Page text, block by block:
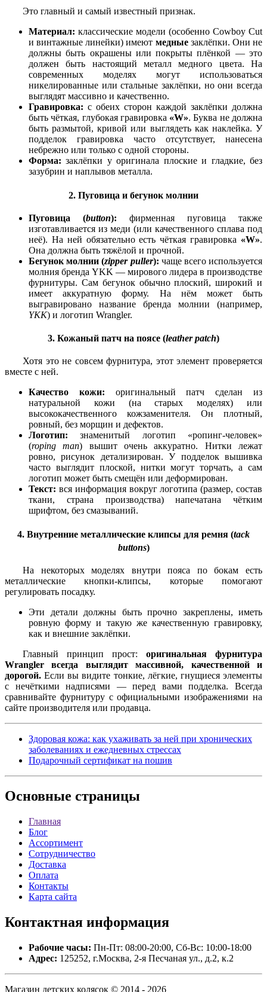
Это главный и самый известный признак.
Материал: классические модели (особенно Cowboy Cut
и винтажные линейки) имеют медныезаклёпки. Они не
должны быть окрашены или покрыты плёнкой — это
должен быть настоящий металл медного цвета. На
современных моделях могут использоваться
никелированные или стальные заклёпки, но они всегда
выглядят массивно и качественно.
Гравировка: с обеих сторон каждой заклёпки должна
быть чёткая, глубокая гравировка «W». Буква не должна
быть размытой, кривой или выглядеть как наклейка. У
подделок гравировка часто отсутствует, нанесена
небрежно или только с одной стороны.
Форма: заклёпки у оригинала плоские и гладкие, без
зазубрин и наплывов металла.
2. Пуговица и бегунок молнии
Пуговица (button): фирменная пуговица также
изготавливается из меди (или качественного сплава под
неё). На ней обязательно есть чёткая гравировка «W».
Она должна быть тяжёлой и прочной.
Бегунок молнии (zipper puller): чаще всего используется
молния бренда YKK — мирового лидера в производстве
фурнитуры. Сам бегунок обычно плоский, широкий и
имеет аккуратную форму. На нём может быть
выгравировано название бренда молнии (например,
YKK) и логотип Wrangler.
3. Кожаный патч на поясе (leather patch)
Хотя это не совсем фурнитура, этот элемент проверяется
вместе с ней.
Качество кожи: оригинальный патч сделан из
натуральной кожи (на старых моделях) или
высококачественного кожзаменителя. Он плотный,
ровный, без морщин и дефектов.
Логотип: знаменитый логотип «ропинг-человек»
(roping man) вышит очень аккуратно. Нитки лежат
ровно, рисунок детализирован. У подделок вышивка
часто выглядит плоской, нитки могут торчать, а сам
логотип может быть смещён или деформирован.
Текст: вся информация вокруг логотипа (размер, состав
ткани, страна производства) напечатана чётким
шрифтом, без смазываний.
4. Внутренние металлические клипсы для ремня (tack
buttons)
На некоторых моделях внутри пояса по бокам есть
металлические кнопки-клипсы, которые помогают
регулировать посадку.
Эти детали должны быть прочно закреплены, иметь
ровную форму и такую же качественную гравировку,
как и внешние заклёпки.
Главный принцип прост: оригинальная фурнитура
Wrangler всегда выглядит массивной, качественной и
дорогой. Если вы видите тонкие, лёгкие, гнущиеся элементы
с нечёткими надписями — перед вами подделка. Всегда
сравнивайте фурнитуру с официальными изображениями на
сайте производителя или продавца.
Здоровая кожа: как ухаживать за ней при хронических
заболеваниях и ежедневных стрессах
Подарочный сертификат на пошив
Основные страницы
Главная
Блог
Ассортимент
Сотрудничество
Доставка
Оплата
Контакты
Карта сайта
Контактная информация
Рабочие часы: Пн-Пт: 08:00-20:00, Сб-Вс: 10:00-18:00
Адрес: 125252, г.Москва, 2-я Песчаная ул., д.2, к.2
Магазин детских колясок © 2014 - 2026